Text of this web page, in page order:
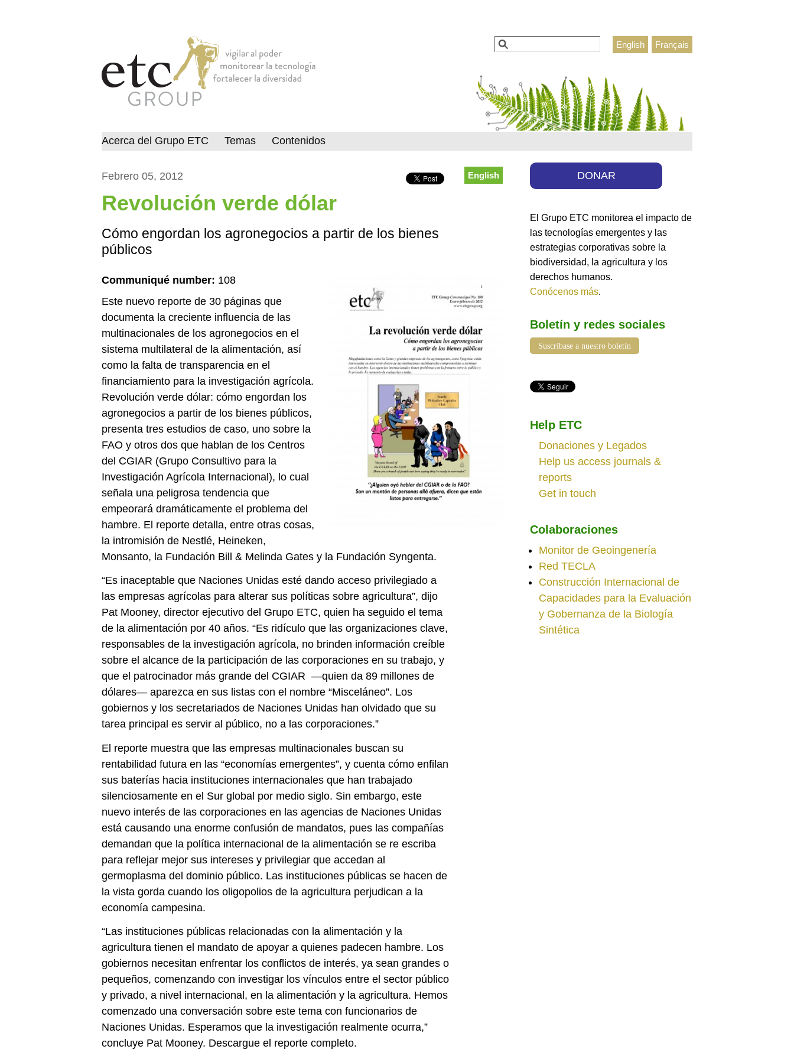
Français
English
Formulario de búsqueda
Buscar
English
Febrero 05, 2012
Revolución verde dólar
Cómo engordan los agronegocios a partir de los bienes
públicos
Communiqué number: 108
Este nuevo reporte de 30 páginas que
documenta la creciente influencia de las
multinacionales de los agronegocios en el
sistema multilateral de la alimentación, así
como la falta de transparencia en el
financiamiento para la investigación agrícola.
Revolución verde dólar: cómo engordan los
agronegocios a partir de los bienes públicos,
presenta tres estudios de caso, uno sobre la
FAO y otros dos que hablan de los Centros
del CGIAR (Grupo Consultivo para la
Investigación Agrícola Internacional), lo cual
señala una peligrosa tendencia que
empeorará dramáticamente el problema del
hambre. El reporte detalla, entre otras cosas,
la intromisión de Nestlé, Heineken,
Monsanto, la Fundación Bill & Melinda Gates y la Fundación Syngenta.
“Es inaceptable que Naciones Unidas esté dando acceso privilegiado a
las empresas agrícolas para alterar sus políticas sobre agricultura”, dijo
Pat Mooney, director ejecutivo del Grupo ETC, quien ha seguido el tema
de la alimentación por 40 años. “Es ridículo que las organizaciones clave,
responsables de la investigación agrícola, no brinden información creíble
sobre el alcance de la participación de las corporaciones en su trabajo, y
que el patrocinador más grande del CGIAR —quien da 89 millones de
dólares— aparezca en sus listas con el nombre “Misceláneo”. Los
gobiernos y los secretariados de Naciones Unidas han olvidado que su
tarea principal es servir al público, no a las corporaciones.”
El reporte muestra que las empresas multinacionales buscan su
rentabilidad futura en las “economías emergentes”, y cuenta cómo enfilan
sus baterías hacia instituciones internacionales que han trabajado
silenciosamente en el Sur global por medio siglo. Sin embargo, este
nuevo interés de las corporaciones en las agencias de Naciones Unidas
está causando una enorme confusión de mandatos, pues las compañías
demandan que la política internacional de la alimentación se re escriba
para reflejar mejor sus intereses y privilegiar que accedan al
germoplasma del dominio público. Las instituciones públicas se hacen de
la vista gorda cuando los oligopolios de la agricultura perjudican a la
economía campesina.
“Las instituciones públicas relacionadas con la alimentación y la
agricultura tienen el mandato de apoyar a quienes padecen hambre. Los
gobiernos necesitan enfrentar los conflictos de interés, ya sean grandes o
pequeños, comenzando con investigar los vínculos entre el sector público
y privado, a nivel internacional, en la alimentación y la agricultura. Hemos
comenzado una conversación sobre este tema con funcionarios de
Naciones Unidas. Esperamos que la investigación realmente ocurra,”
concluye Pat Mooney. Descargue el reporte completo.
Acerca del Grupo ETC Temas Contenidos
DONAR
El Grupo ETC monitorea el impacto de
las tecnologías emergentes y las
estrategias corporativas sobre la
biodiversidad, la agricultura y los
derechos humanos.
Conócenos más
Boletín y redes sociales
Suscríbase a nuestro boletín
Help ETC
Donaciones y Legados
Help us access journals &
reports
Get in touch
Colaboraciones
Monitor de Geoingenería
Red TECLA
Construcción Internacional de
Capacidades para la Evaluación
y Gobernanza de la Biología
Sintética